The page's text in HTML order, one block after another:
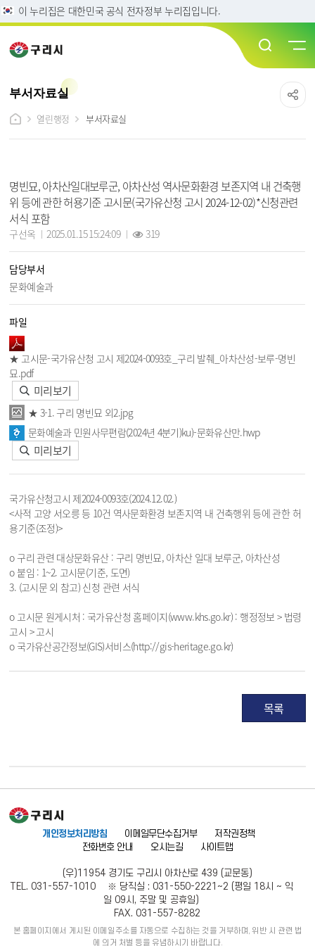
이 누리집은 대한민국 공식 전자정부 누리집입니다.
부서자료실
열린행정
부서자료실
명빈묘, 아차산일대보루군, 아차산성 역사문화환경 보존지역 내 건축행
위 등에 관한 허용기준 고시문(국가유산청 고시 2024-12-02)*신청관련
서식 포함
구선옥 2025.01.15 15:24:09 319
담당부서
문화예술과
파일
★ 고시문-국가유산청 고시 제2024-0093호_구리 발췌_아차산성-보루-명빈
묘.pdf
미리보기
★ 3-1. 구리 명빈묘 외2.jpg
문화예술과 민원사무편람(2024년 4분기)ku)-문화유산만.hwp
미리보기
국가유산청고시 제2024-0093호(2024.12.02.)
<사적 고양 서오릉 등 10건 역사문화환경 보존지역 내 건축행위 등에 관한 허
용기준(조정)>
o 구리 관련 대상문화유산 : 구리 명빈묘, 아차산 일대 보루군, 아차산성
o 붙임 : 1~2. 고시문(기준, 도면)
3. (고시문 외 참고) 신청 관련 서식
o 고시문 원게시처 : 국가유산청 홈페이지(www.khs.go.kr) : 행정정보 > 법령
고시 > 고시
o 국가유산공간정보(GIS)서비스(http://gis-heritage.go.kr)
목록
개인정보처리방침 이메일무단수집거부
저작권정책
전화번호 안내
오시는길 사이트맵
(우)11954 경기도 구리시 아차산로 439 (교문동)
TEL. 031-557-1010 ※ 당직실 : 031-550-2221~2 (평일 18시 ~ 익
일 09시, 주말 및 공휴일)
FAX. 031-557-8282
본 홈페이지에서 게시된 이메일주소를 자동으로 수집하는 것을 거부하며, 위반 시 관련 법
에 의거 처벌 등을 유념하시기 바랍니다.